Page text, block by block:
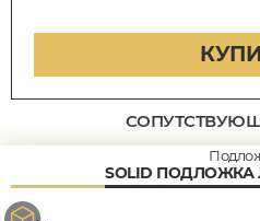
SOLID